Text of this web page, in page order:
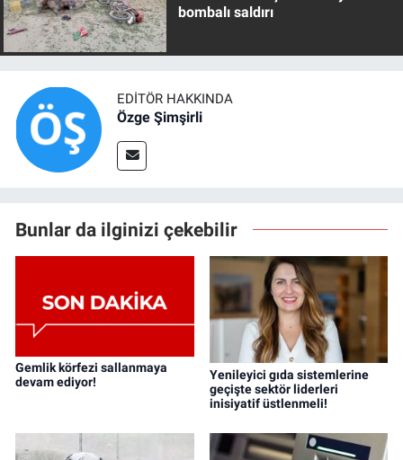
bombalı saldırı
EDITÖR HAKKINDA
Özge Şimşirli
Bunlar da ilginizi çekebilir
Gemlik körfezi sallanmaya
devam ediyor!
Yenileyici gıda sistemlerine
geçişte sektör liderleri
inisiyatif üstlenmeli!